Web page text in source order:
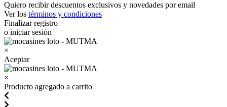
Quiero recibir descuentos exclusivos y novedades por email
Ver los términos y condiciones
Finalizar registro
o iniciar sesión
×
Aceptar
×
Producto agregado a carrito